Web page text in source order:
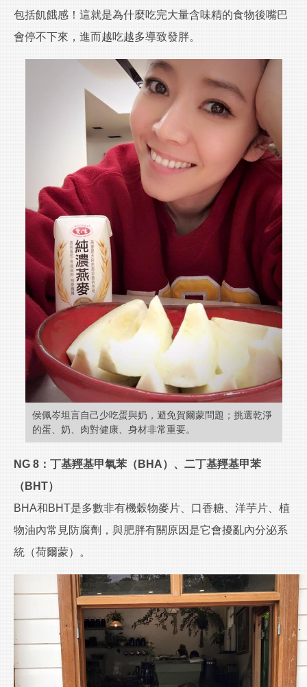
包括飢餓感！這就是為什麼吃完大量含味精的食物後嘴巴
會停不下來，進而越吃越多導致發胖。
侯佩岑坦言自己少吃蛋與奶，避免賀爾蒙問題；挑選乾淨
的蛋、奶、肉對健康、身材非常重要。
NG 8：丁基羥基甲氧苯（BHA）、二丁基羥基甲苯
（BHT）
BHA和BHT是多數非有機穀物麥片、口香糖、洋芋片、植
物油內常見防腐劑，與肥胖有關原因是它會擾亂內分泌系
統（荷爾蒙）。